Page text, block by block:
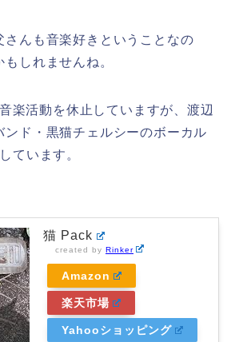
さんも音楽好きということなの
しれませんね。
楽活動を休止していますが、渡辺
ンド・黒猫チェルシーのボーカル
ています。
猫 Pack
created by Rinker
Amazon
楽天市場
Yahooショッピング